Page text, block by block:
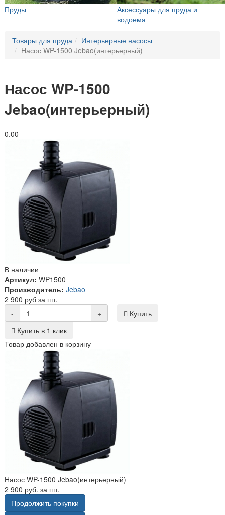
Пруды
Аксессуары для пруда и
водоема
Товары для пруда
Интерьерные насосы
Насос WP-1500 Jebao(интерьерный)
Насос WP-1500
Jebao(интерьерный)
0.00
В наличии
Артикул: WP1500
Производитель: Jebao
2 900 руб за шт.
-
+
Купить
Купить в 1 клик
Товар добавлен в корзину
Насос WP-1500 Jebao(интерьерный)
2 900 руб. за шт.
Продолжить покупки